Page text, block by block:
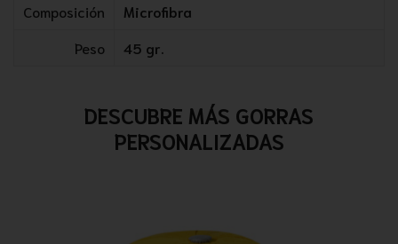
Composición
Microfibra
Peso
45 gr.
DESCUBRE MÁS GORRAS
PERSONALIZADAS